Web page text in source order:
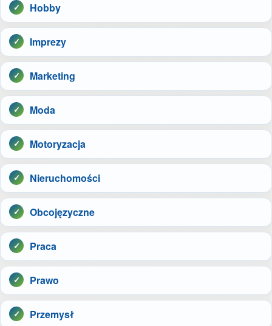
Hobby
Imprezy
Marketing
Moda
Motoryzacja
Nieruchomości
Obcojęzyczne
Praca
Prawo
Przemysł